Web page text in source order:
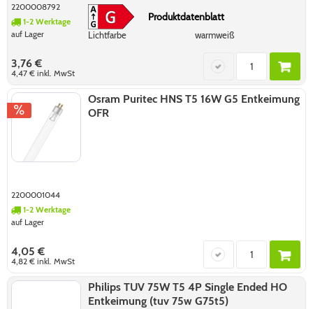
2200008792
1-2 Werktage
auf Lager
Produktdatenblatt
Lichtfarbe warmweiß
3,76 €
4,47 €inkl. MwSt
Osram Puritec HNS T5 16W G5 Entkeimung
OFR
2200001044
1-2 Werktage
auf Lager
4,05 €
4,82 €inkl. MwSt
Philips TUV 75W T5 4P Single Ended HO
Entkeimung (tuv 75w G75t5)